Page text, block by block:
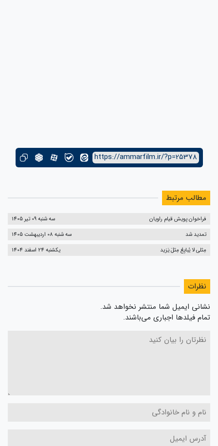
https://ammarfilm.ir/?p=25378
مطالب مرتبط
فراخوان پویش قیام راویان
سه شنبه 09 تیر 1405
تمدید شد
سه شنبه 08 اردیبهشت 1405
مِثلی لا یُبایِعُ مِثلَ یَزید
یکشنبه 24 اسفند 1404
نظرات
نشانی ایمیل شما منتشر نخواهد شد.
تمام فیلدها اجباری می‌باشند.